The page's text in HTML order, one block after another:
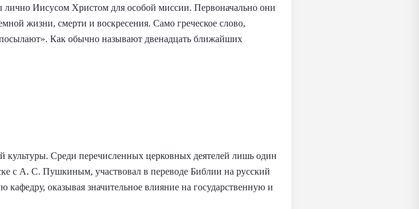
лично Иисусом Христом для особой миссии. Первоначально они
жизни, смерти и воскресения. Само греческое слово,
Как обычно называют двенадцать ближайших
культуры. Среди перечисленных церковных деятелей лишь один
с А. С. Пушкиным, участвовал в переводе Библии на русский
оказывая значительное влияние на государственную и